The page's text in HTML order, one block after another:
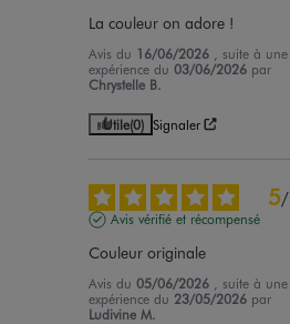
La couleur on adore !
Avis du 16/06/2026
, suite à une
expérience du03/06/2026 par
Chrystelle B.
Utile(0) Signaler
5/
Avis vérifié et récompensé
Couleur originale
Avis du05/06/2026
, suite à une
expérience du 23/05/2026 par
Ludivine M.